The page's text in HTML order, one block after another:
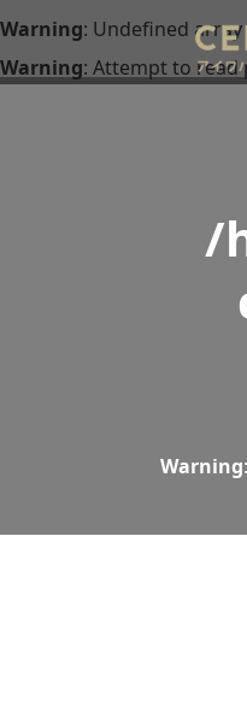
Warning: Undefined
Warning: Attempt to
/
Warning